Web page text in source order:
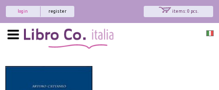
items: 0 pcs.
register
login